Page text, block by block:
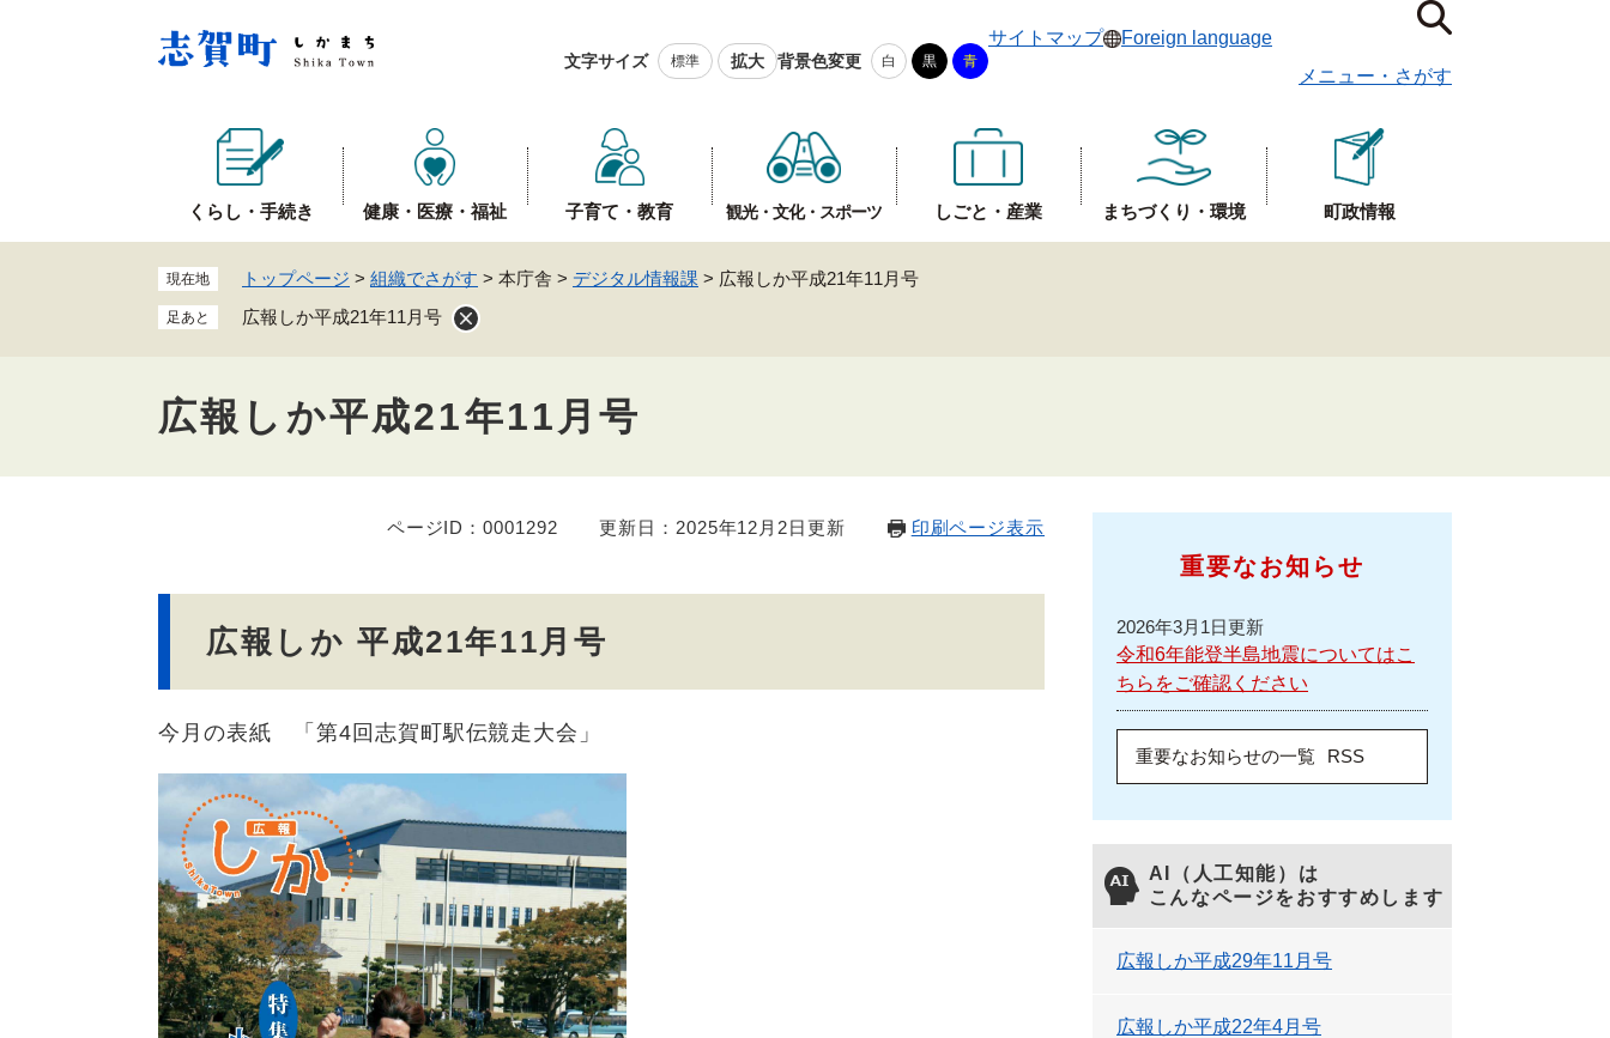
ー
ジ
。
文字サイズ 標準 拡大 背景色変更 白 黒 青
サイトマップ
Foreign language
メニュー ・ さがす
くらし・手続き 健康・医療・福祉 子育て・教育 観光・文化・スポーツ しごと・産業 まちづくり・環境 町政情報
現在地 トップページ > 組織でさがす > 本庁舎 > デジタル情報課 > 広報しか平成21年11月号
足あと 広報しか平成21年11月号
広報しか平成21年11月号
ページID：0001292 更新日：2025年12月2日更新 印刷ページ表示
広報しか 平成21年11月号
今月の表紙 「第4回志賀町駅伝競走大会」
重要なお知らせ
2026年3月1日更新
令和6年能登半島地震についてはこ
ちらをご確認ください
重要なお知らせの一覧 RSS
AI（人工知能）は
こんなページをおすすめします
広報しか平成29年11月号
広報しか平成22年4月号